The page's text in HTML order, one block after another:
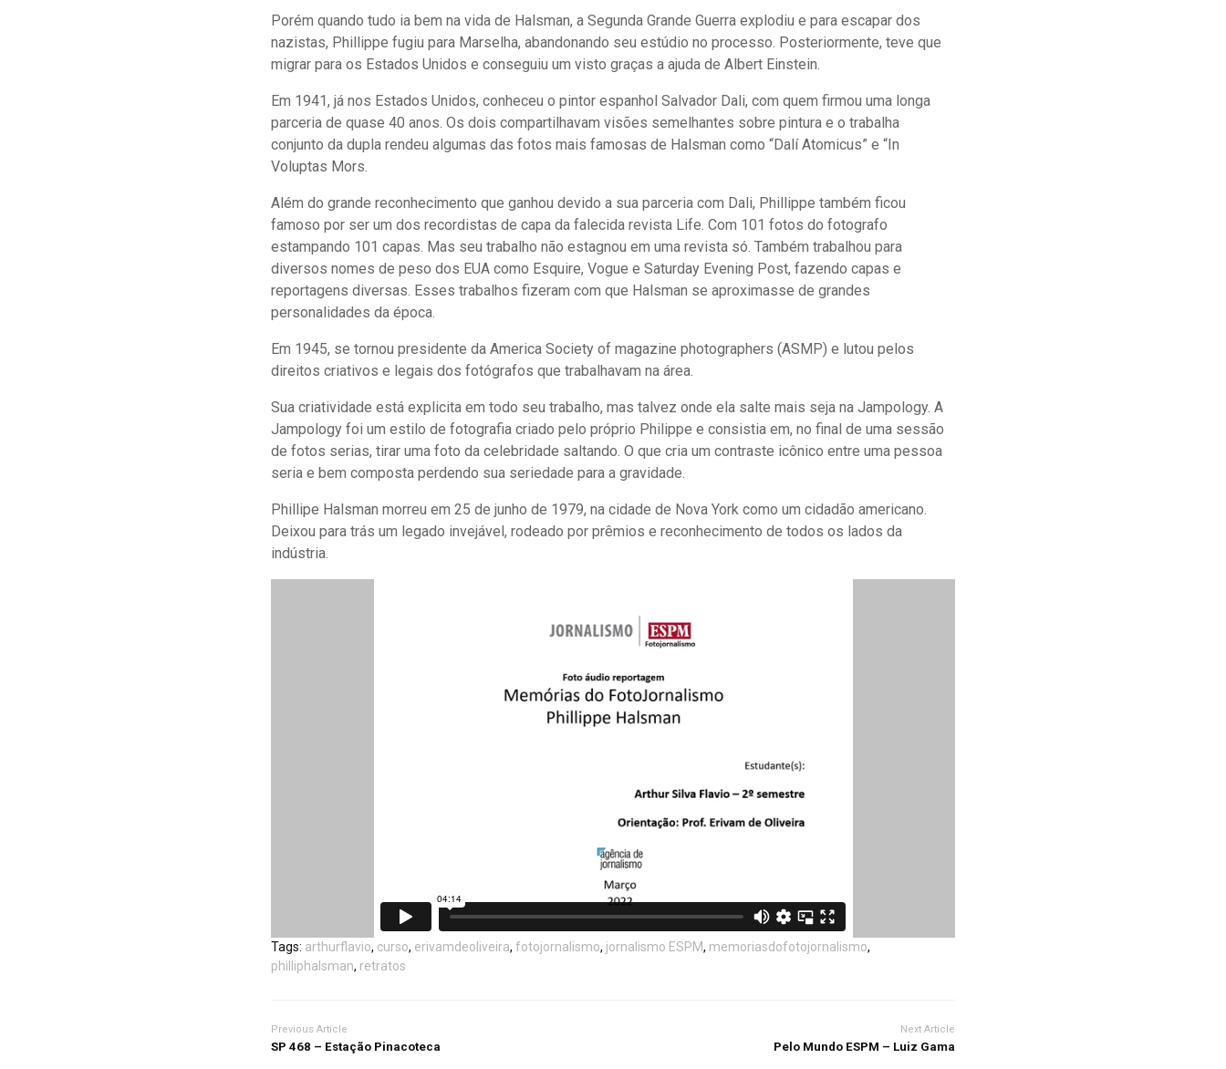
Porém quando tudo ia bem na vida de Halsman, a Segunda Grande Guerra explodiu e para escapar dos
nazistas, Phillippe fugiu para Marselha, abandonando seu estúdio no processo. Posteriormente, teve que
migrar para os Estados Unidos e conseguiu um visto graças a ajuda de Albert Einstein.
Em 1941, já nos Estados Unidos, conheceu o pintor espanhol Salvador Dali, com quem firmou uma longa
parceria de quase 40 anos. Os dois compartilhavam visões semelhantes sobre pintura e o trabalha
conjunto da dupla rendeu algumas das fotos mais famosas de Halsman como “Dalí Atomicus” e “In
Voluptas Mors.
Além do grande reconhecimento que ganhou devido a sua parceria com Dali, Phillippe também ficou
famoso por ser um dos recordistas de capa da falecida revista Life. Com 101 fotos do fotografo
estampando 101 capas. Mas seu trabalho não estagnou em uma revista só. Também trabalhou para
diversos nomes de peso dos EUA como Esquire, Vogue e Saturday Evening Post, fazendo capas e
reportagens diversas. Esses trabalhos fizeram com que Halsman se aproximasse de grandes
personalidades da época.
Em 1945, se tornou presidente da America Society of magazine photographers (ASMP) e lutou pelos
direitos criativos e legais dos fotógrafos que trabalhavam na área.
Sua criatividade está explicita em todo seu trabalho, mas talvez onde ela salte mais seja na Jampology. A
Jampology foi um estilo de fotografia criado pelo próprio Philippe e consistia em, no final de uma sessão
de fotos serias, tirar uma foto da celebridade saltando. O que cria um contraste icônico entre uma pessoa
seria e bem composta perdendo sua seriedade para a gravidade.
Phillipe Halsman morreu em 25 de junho de 1979, na cidade de Nova York como um cidadão americano.
Deixou para trás um legado invejável, rodeado por prêmios e reconhecimento de todos os lados da
indústria.
Tags: arthurflavio, curso, erivamdeoliveira, fotojornalismo, jornalismo ESPM, memoriasdofotojornalismo,
philliphalsman, retratos
Previous Article
SP 468 – Estação Pinacoteca
Next Article
Pelo Mundo ESPM – Luiz Gama